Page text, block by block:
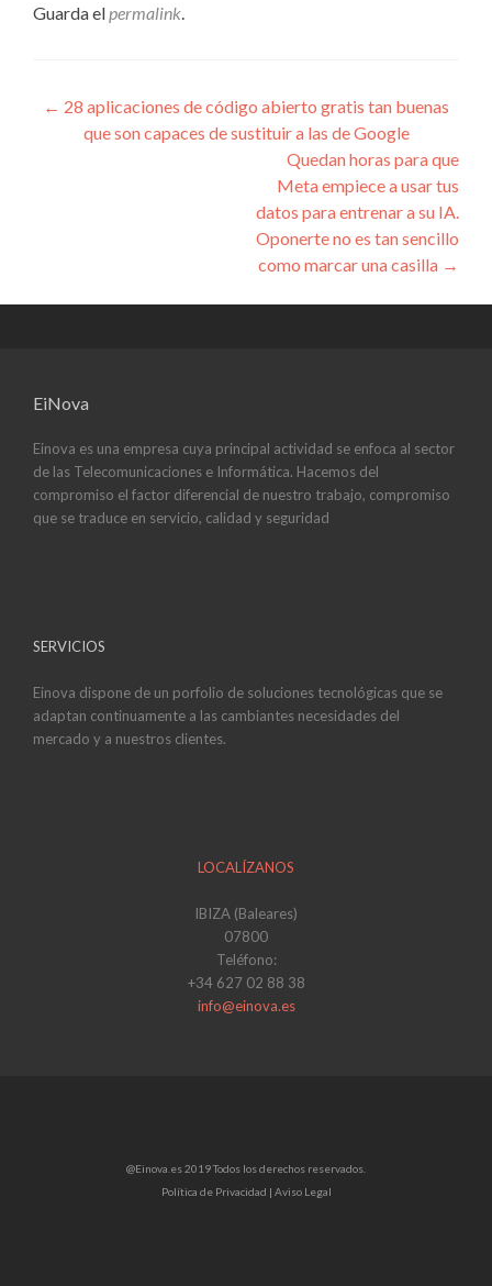
Guarda el permalink
Navegación
← 28 aplicaciones de código abierto gratis tan buenas
que son capaces de sustituir a las de Google
Quedan horas para que
Meta empiece a usar tus
datos para entrenar a su IA.
Oponerte no es tan sencillo
como marcar una casilla →
EiNova
Einova es una empresa cuya principal actividad se enfoca al sector
de las Telecomunicaciones e Informática. Hacemos del
compromiso el factor diferencial de nuestro trabajo, compromiso
que se traduce en servicio, calidad y seguridad
SERVICIOS
Einova dispone de un porfolio de soluciones tecnológicas que se
adaptan continuamente a las cambiantes necesidades del
mercado y a nuestros clientes.
LOCALÍZANOS
IBIZA (Baleares)
07800
Teléfono:
+34 627 02 88 38
info@einova.es
@Einova.es 2019 Todos los derechos reservados.
Política de Privacidad | Aviso Legal